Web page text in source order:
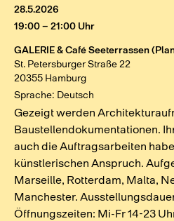
28.5.2026
19:00 – 21:00 Uhr
GALERIE & Café Seeterrassen
St. Petersburger Straße 22
20355 Hamburg
Sprache: Deutsch
Gezeigt werden
Baustellendokumentationen.
auch die Auftragsarbeiten
künstlerischen Anspruch.
Marseille, Rotterdam, Malta,
Manchester.
Öffnungszeiten: Mi-Fr 14-23